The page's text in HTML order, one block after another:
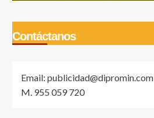
Contáctanos
Email: publicidad@dipromin.com
M. 955 059 720